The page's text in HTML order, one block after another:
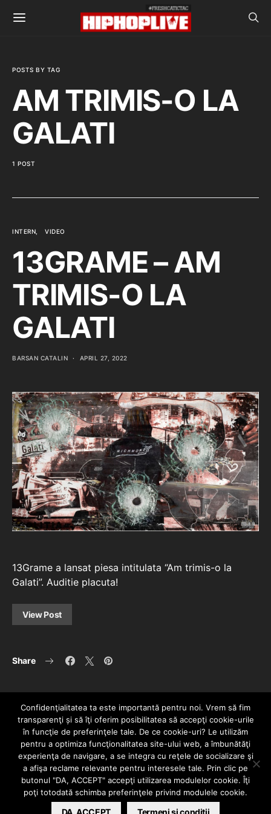
POSTS BY TAG
AM TRIMIS-O LA
GALATI
1 POST
INTERN VIDEO
13GRAME – AM
TRIMIS-O LA
GALATI
BARSAN CATALIN APRIL 27, 2022
13Grame a lansat piesa intitulata “Am trimis-o la
Galati”. Auditie placuta!
View Post
Share
HOME CONTACT POLITICĂ DE CONFIDENȚIALITATE
Since 2005 | Copyright by HIPHOPLIVE
ENTERTAINMENT SRL
Confidenţialitatea ta este importantă pentru noi. Vrem să fim
transparenţi și să îţi oferim posibilitatea să accepţi cookie-urile
în funcţie de preferinţele tale. De ce cookie-uri? Le utilizăm
pentru a optimiza funcţionalitatea site-ului web, a îmbunătăţi
experienţa de navigare, a se integra cu reţele de socializare şi
a afişa reclame relevante pentru interesele tale. Prin clic pe
butonul "DA, ACCEPT" accepţi utilizarea modulelor cookie. Îţi
poţi totodată schimba preferinţele privind modulele cookie.
DA, ACCEPT Termeni si conditii